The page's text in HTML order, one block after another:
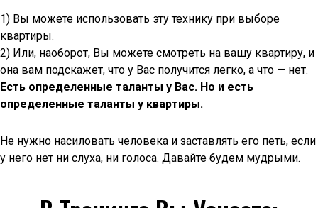
1) Вы можете использовать эту технику при выборе
квартиры.
2) Или, наоборот, Вы можете смотреть на вашу квартиру, и
она вам подскажет, что у Вас получится легко, а что — нет.
Есть определенные таланты у Вас. Но и есть
определенные таланты у квартиры.
Не нужно насиловать человека и заставлять его петь, если
у него нет ни слуха, ни голоса. Давайте будем мудрыми.